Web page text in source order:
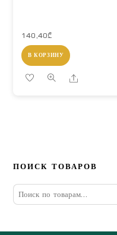
140,40₾
В КОРЗИНУ
Share
ПОИСК ТОВАРОВ
Искать: